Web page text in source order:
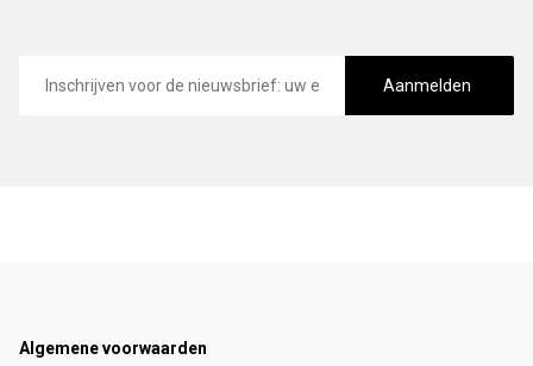
mailadres
Aanmelden
Footer
Algemene voorwaarden